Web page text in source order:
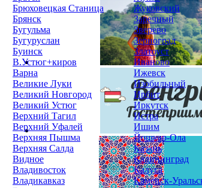
Брюховецкая Станица
Брянск
Бугульма
Бугуруслан
Буинск
В.Устюг+киров
Варна
Великие Луки
Великий Новгород
Великий Устюг
Верхний Тагил
Верхний Уфалей
Верхняя Пышма
Верхняя Салда
Видное
Владивосток
Владикавказ
Жуковский
Заречный
Зверево
Зерноград
Златоуст
Иваново
Ижевск
Изобильный
Ирбит
Иркутск
Истра
Ишим
Йошкар-Ола
Казань
Калининград
Калуга
Каменск-